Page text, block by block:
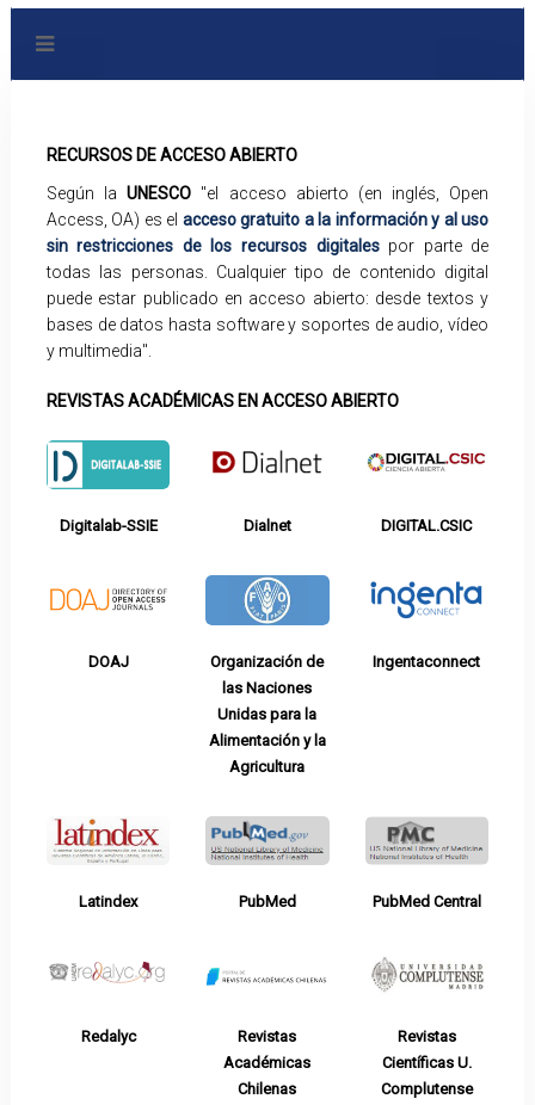
RECURSOS DE ACCESO ABIERTO
Según laUNESCO "el acceso abierto (en inglés, Open
Access, OA) es el acceso gratuito a la información y al uso
sin restricciones de los recursos digitalespor parte de
todas las personas. Cualquier tipo de contenido digital
puede estar publicado en acceso abierto: desde textos y
bases de datos hasta software y soportes de audio, vídeo
y multimedia".
REVISTAS ACADÉMICAS EN ACCESO ABIERTO
Digitalab-SSIE Dialnet DIGITAL.CSIC
DOAJ
Organización de
las Naciones
Unidas para la
Alimentación y la
Agricultura
Ingentaconnect
Latindex PubMed PubMed Central
Redalyc
Revistas
Académicas
Chilenas
Revistas
Científicas U.
Complutense